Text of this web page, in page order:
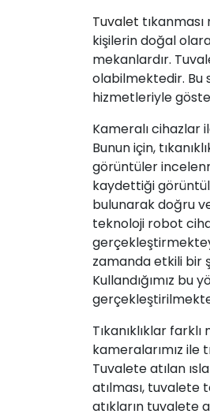
Tuvalet
kişilerin doğal
mekanlardır.
olabilmektedir. Bu
hizmetleriyle
Kameralı cihazlar
Bunun için,
görüntüler
kaydettiği
bulunarak doğru ve
teknoloji robot
zamanda etkili bir
Kullandığımız bu
Tıkanıklıklar
kameralarımız ile
Tuvalete atılan
atılması, tuvalete
atıkların tuvalete